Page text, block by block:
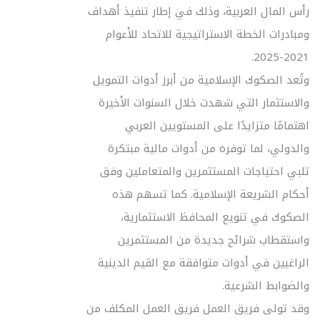
رأس المال العربية، وذلك في إطار تنفيذ أهداف
ومبادرات الخطة الاستراتيجية للاتحاد للأعوام
2021-2025.
وتُعد الصكوك الإسلامية من أبرز أدوات التمويل
والاستثمار التي شهدت خلال السنوات الأخيرة
اهتمامًا متزايدًا على المستويين العربي
والدولي، لما توفره من أدوات مالية مبتكرة
تلبي احتياجات المستثمرين والمتعاملين وفق
أحكام الشريعة الإسلامية. كما تسهم هذه
الصكوك في تنويع المحافظ الاستثمارية،
واستقطاب شرائح جديدة من المستثمرين
الراغبين في أدوات متوافقة مع القيم الدينية
والضوابط الشرعية.
وقد تولى فريق العمل فريق العمل المكلف من